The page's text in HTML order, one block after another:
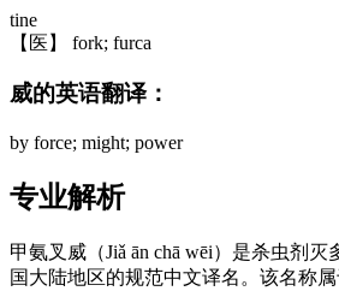
tine
【医】 fork; furca
威的英语翻译：
by force; might; power
专业解析
甲氨叉威（Jiǎ ān chā wēi）是杀虫剂灭
国大陆地区的规范中文译名。该名称